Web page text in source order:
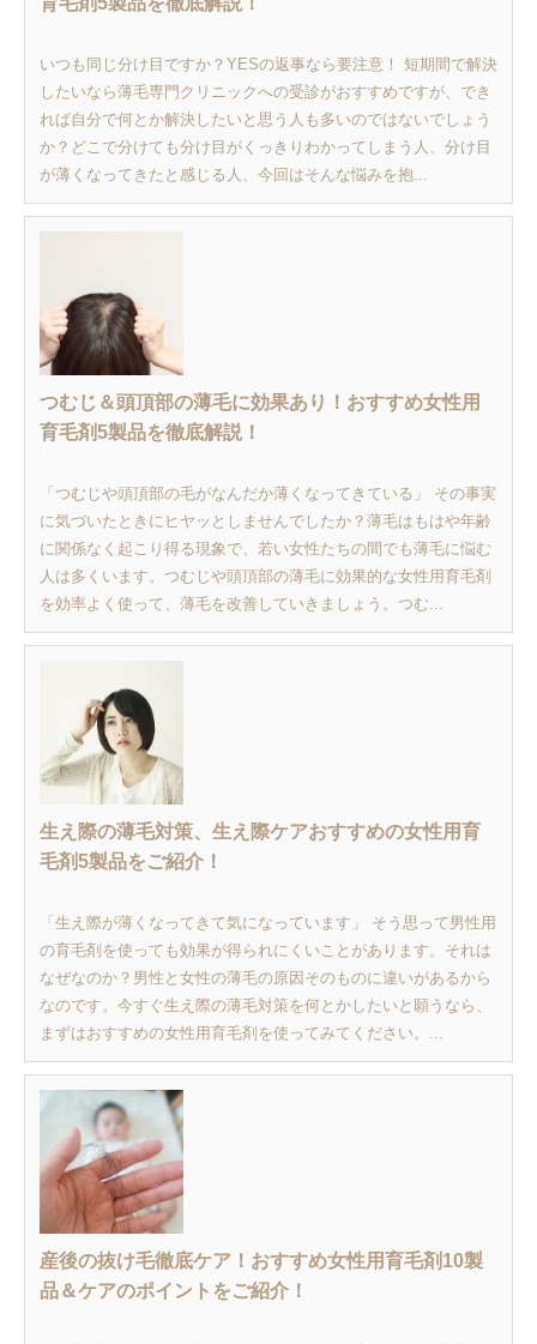
いつも同じ分け目ですか？YESの返事なら要注意！ 短期間で解決
したいなら薄毛専門クリニックへの受診がおすすめですが、でき
れば自分で何とか解決したいと思う人も多いのではないでしょう
か？どこで分けても分け目がくっきりわかってしまう人、分け目
が薄くなってきたと感じる人、今回はそんな悩みを抱...
つむじ＆頭頂部の薄毛に効果あり！おすすめ女性用
育毛剤5製品を徹底解説！
「つむじや頭頂部の毛がなんだか薄くなってきている」 その事実
に気づいたときにヒヤッとしませんでしたか？薄毛はもはや年齢
に関係なく起こり得る現象で、若い女性たちの間でも薄毛に悩む
人は多くいます。つむじや頭頂部の薄毛に効果的な女性用育毛剤
を効率よく使って、薄毛を改善していきましょう。つむ...
生え際の薄毛対策、生え際ケアおすすめの女性用育
毛剤5製品をご紹介！
「生え際が薄くなってきて気になっています」 そう思って男性用
の育毛剤を使っても効果が得られにくいことがあります。それは
なぜなのか？男性と女性の薄毛の原因そのものに違いがあるから
なのです。今すぐ生え際の薄毛対策を何とかしたいと願うなら、
まずはおすすめの女性用育毛剤を使ってみてください。...
産後の抜け毛徹底ケア！おすすめ女性用育毛剤10製
品＆ケアのポイントをご紹介！